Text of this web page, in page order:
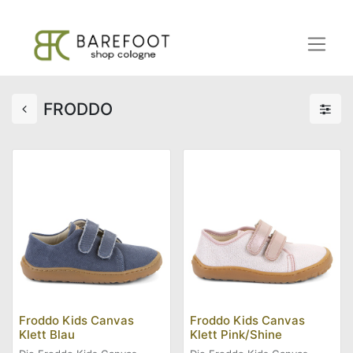
FRODDO
Froddo Kids Canvas
Klett Blau
Froddo Kids Canvas
Klett Pink/Shine